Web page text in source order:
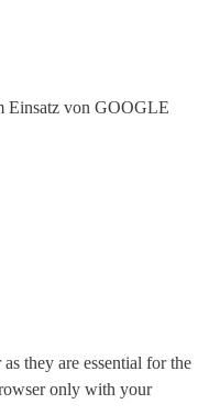
Einsatz von GOOGLE
they are essential for the
only with your